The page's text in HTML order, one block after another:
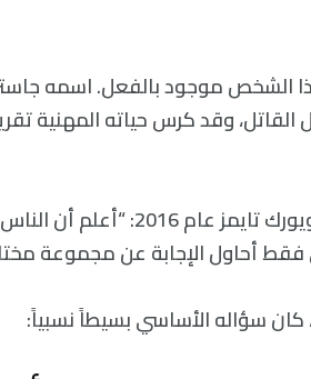
الشخص موجود بالفعل. اسمه
وقد كرس حياته المهنية
قال شميت لمجلة نيويورك
أحاول الإجابة عن مجموعة
كان سؤاله الأساسي بسيطاً نسبياً: